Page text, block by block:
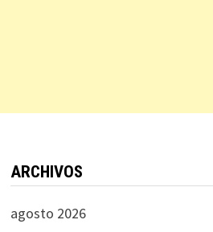
ARCHIVOS
agosto 2026